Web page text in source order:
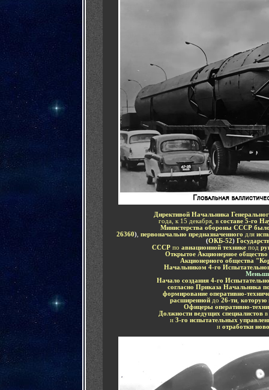
Директивой Начальника
года, к 15 декабря, в составе 5-го
Министерства обороны СССР было
26360) первоначально предназначенного для
(ОКБ-52)
СССР по авиационной технике под
Открытое Акционерное
Акционерного общества
Начальником 4-го
Начало создания 4-го
согласно Приказа Начальника
формирование оперативно-
расширенной до 26-ти которую
Офицеры оперативно-
Должности ведущих специалистов в
и 3-го испытательных
и отработки